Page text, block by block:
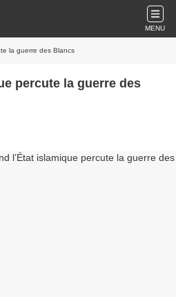
MENU
la guerre des Blancs
percute la guerre des